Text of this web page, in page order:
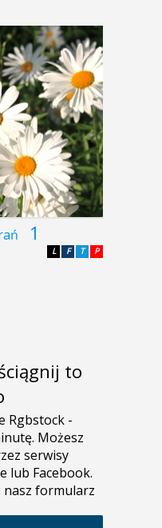
1
P
T
F
L
to